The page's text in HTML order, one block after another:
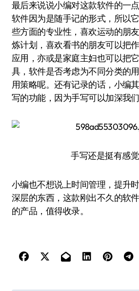
最后来说说小编对这款软件的一
软件因为是随手记的形式，所以
些方面的专业性，喜欢运动的朋
炼计划，喜欢看书的朋友可以把
应用，亦或是家庭主妇也可以把
具，软件是否考虑为不同分类的
用策略呢。还有记录的话，小编
写的功能，因为手写可以加深我们
手写还是挺有感
小编也不想说上时间管理，提升
深层的东西，这款刚出不久的软
的产品，值得收录。